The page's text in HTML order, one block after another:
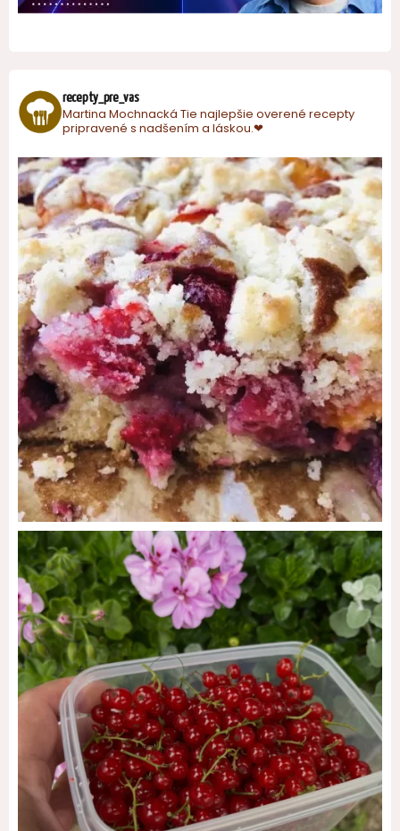
recepty_pre_vas
Martina Mochnacká Tie najlepšie overené recepty
pripravené s nadšením a láskou.❤